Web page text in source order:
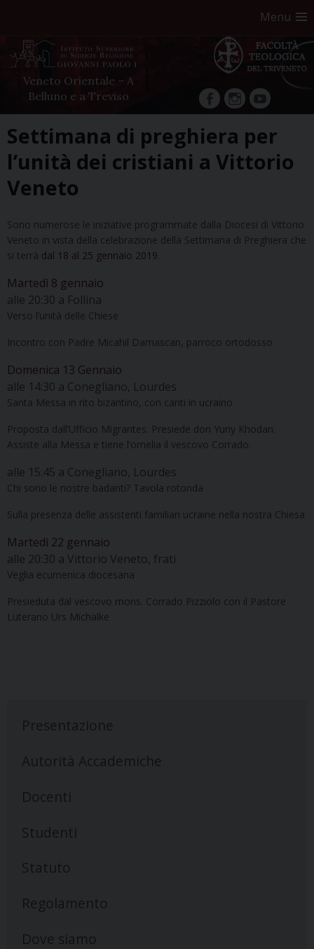
Menu
Veneto Orientale – A
Belluno e a Treviso
facebookInstagram
YouTube
to
content
Settimana di preghiera per
l’unità dei cristiani a Vittorio
Veneto
Sono numerose le iniziative programmate dalla Diocesi di Vittorio
Veneto in vista della celebrazione della Settimana di Preghiera che
si terrà dal 18 al 25 gennaio 2019.
Martedì 8 gennaio
alle 20:30 a Follina
Verso l’unità delle Chiese
Incontro con Padre Micahil Damascan, parroco ortodosso
Domenica 13 Gennaio
alle 14:30 a Conegliano, Lourdes
Santa Messa in rito bizantino, con canti in ucraino
Proposta dall’Ufficio Migrantes. Presiede don Yuriy Khodan.
Assiste alla Messa e tiene l’omelia il vescovo Corrado.
alle 15:45 a Conegliano, Lourdes
Chi sono le nostre badanti? Tavola rotonda
Sulla presenza delle assistenti familiari ucraine nella nostra Chiesa
Martedì 22 gennaio
alle 20:30 a Vittorio Veneto, frati
Veglia ecumenica diocesana
Presieduta dal vescovo mons. Corrado Pizziolo con il Pastore
Luterano Urs Michalke
Presentazione
Autorità Accademiche
Docenti
Studenti
Statuto
Regolamento
Dove siamo